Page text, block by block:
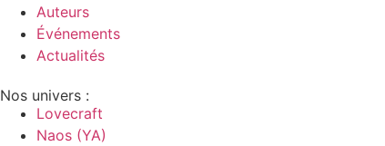
Auteurs
Événements
Actualités
Nos univers :
Lovecraft
Naos (YA)